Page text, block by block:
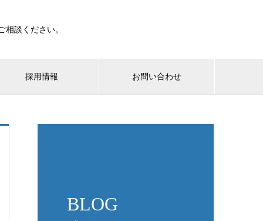
談ください。
採用情報 お問い合わせ
BLOG